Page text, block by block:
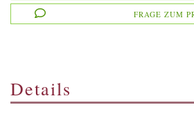
FRAGE ZUM
Details